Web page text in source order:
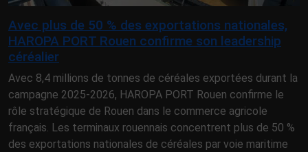
Avec plus de 50 % des exportations nationales,
HAROPA PORT Rouen confirme son leadership
céréalier
Avec 8,4 millions de tonnes de céréales exportées durant la
campagne 2025-2026, HAROPA PORT Rouen confirme le
rôle stratégique de Rouen dans le commerce agricole
français. Les terminaux rouennais concentrent plus de 50 %
des exportations nationales de céréales par voie maritime